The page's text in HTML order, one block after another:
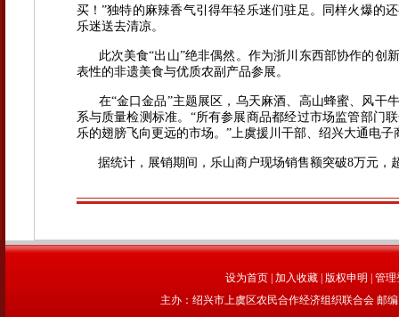
买！”独特的麻辣香气引得年轻乐迷们驻足。同样火爆的
乐迷送去清凉。
此次美食“出山”绝非偶然。作为浙川东西部协作的创
表性的非遗美食与优质农副产品参展。
在“金口金品”主题展区，乌天麻酒、高山蜂蜜、风干
系与质量检测标准。“所有参展商品都经过市场监管部门
乐的翅膀飞向更远的市场。”上虞援川干部、绍兴大通电
据统计，展销期间，乐山商户现场销售额突破8万元，
设为首页 加入收藏 版权申明
管理
主办：绍兴市上虞区农民合作经济组织联合会 邮